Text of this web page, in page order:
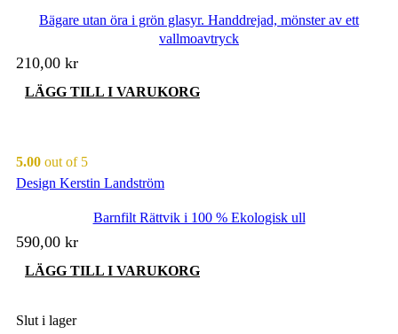
Bägare utan öra i grön glasyr. Handdrejad, mönster av ett
vallmoavtryck
210,00 kr
LÄGG TILL I VARUKORG
5.00 out of 5
Design Kerstin Landström
Barnfilt Rättvik i 100 % Ekologisk ull
590,00 kr
LÄGG TILL I VARUKORG
Slut i lager